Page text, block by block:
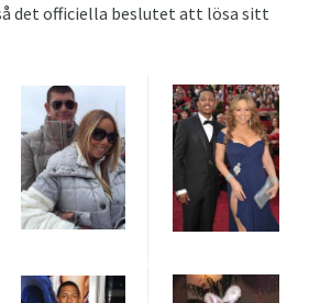
det officiella beslutet att lösa sitt